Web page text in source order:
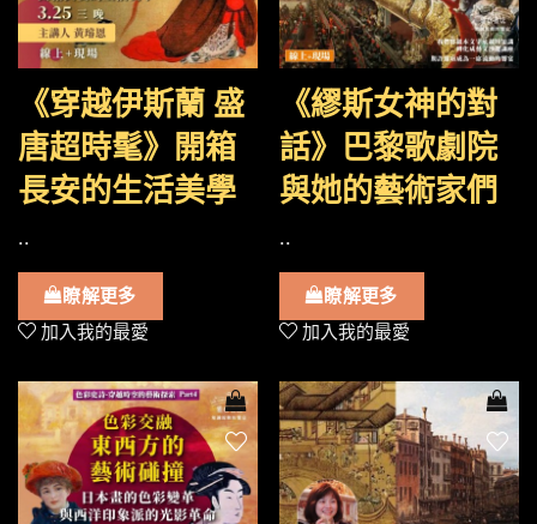
《穿越伊斯蘭 盛
唐超時髦》開箱
長安的生活美學
..
瞭解更多
加入我的最愛
《繆斯女神的對
話》巴黎歌劇院
與她的藝術家們
..
瞭解更多
加入我的最愛